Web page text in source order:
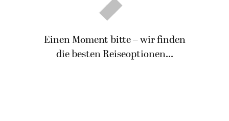
Einen Moment bitte – wir finden
die besten Reiseoptionen...